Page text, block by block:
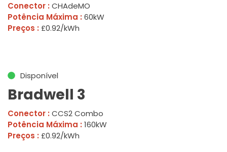
Conector : CHAdeMO
Potência Máxima : 60kW
Preços : £0.92/kWh
Disponível
Bradwell 3
Conector : CCS2 Combo
Potência Máxima : 160kW
Preços : £0.92/kWh